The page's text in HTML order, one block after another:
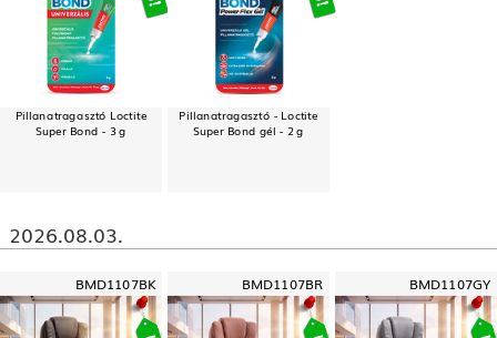
Pillanatragasztó Loctite
Super Bond - 3 g
Pillanatragasztó - Loctite
Super Bond gél - 2 g
2026.08.03.
BMD1107BK BMD1107BR BMD1107GY